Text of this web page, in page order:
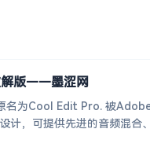
解版——墨涩网
名为Cool Edit Pro. 被
计，可提供先进的音频混合